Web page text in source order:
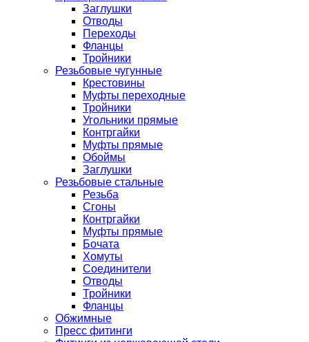
Заглушки
Отводы
Переходы
Фланцы
Тройники
Резьбовые чугунные
Крестовины
Муфты переходные
Тройники
Угольники прямые
Контргайки
Муфты прямые
Обоймы
Заглушки
Резьбовые стальные
Резьба
Сгоны
Контргайки
Муфты прямые
Бочата
Хомуты
Соединители
Отводы
Тройники
Фланцы
Обжимные
Пресс фитинги